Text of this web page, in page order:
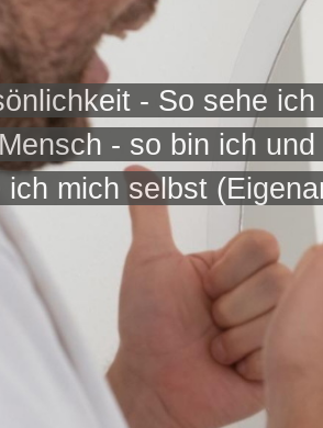
- So sehe ich
- so bin ich und
ich mich selbst